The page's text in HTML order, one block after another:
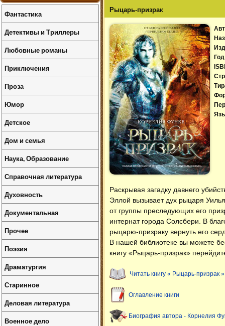
Рыцарь-призрак
Раскрывая загадку давнего
Эллой вызывает дух рыцаря
от группы преследующих его
интернат города Солсбери. В
рыцарю-призраку вернуть его
В нашей библиотеке вы можете
книгу «Рыцарь-призрак»
Читать книгу « Рыцарь-призрак »
Оглавление книги
Биография автора - Корнелия
Фантастика
Детективы и Триллеры
Любовные романы
Приключения
Проза
Юмор
Детское
Дом и семья
Наука, Образование
Справочная литература
Духовность
Документальная
Прочее
Поэзия
Драматургия
Старинное
Деловая литература
Военное дело